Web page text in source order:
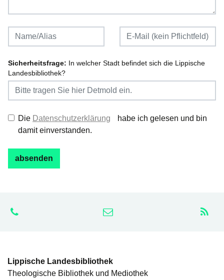
Sicherheitsfrage: In welcher Stadt befindet sich die Lippische
Landesbibliothek?
Die Datenschutzerklärung
habe ich gelesen und bin
damit einverstanden.
Lippische Landesbibliothek
Theologische Bibliothek und Mediothek